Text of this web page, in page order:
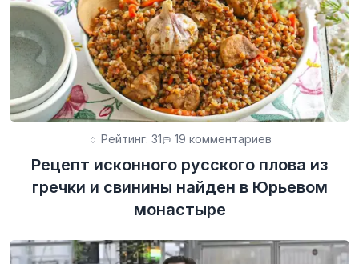
Рейтинг: 31 19 комментариев
Рецепт исконного русского плова из
гречки и свинины найден в Юрьевом
монастыре